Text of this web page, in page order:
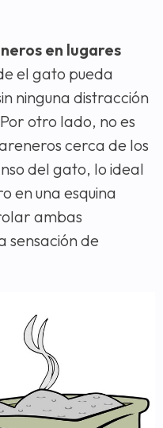
en lugares
el gato pueda
ninguna distracción
otro lado, no es
cerca de los
del gato, lo ideal
en una esquina
ambas
sensación de